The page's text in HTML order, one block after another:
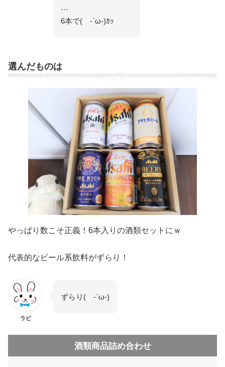
…
6本で( -`ω-)ｶｯ
選んだものは
やっぱり数こそ正義！6本入りの酒類セットにｗ
代表的なビール系飲料がずらり！
ラビ
ずらり( -`ω-)
酒類商品詰め合わせ